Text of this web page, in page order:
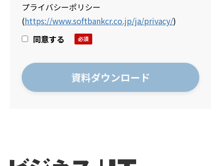
プライバシーポリシー
(https://www.softbankcr.co.jp/ja/privacy/)
同意する